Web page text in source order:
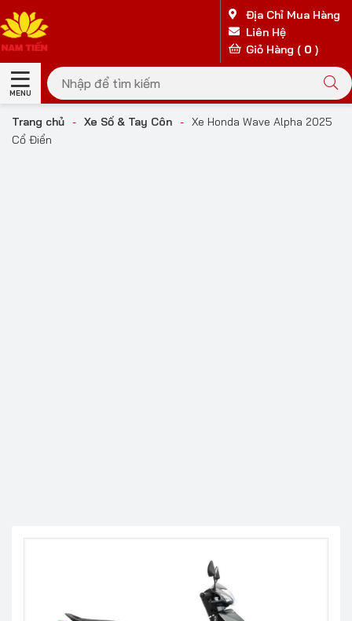
Địa Chỉ Mua Hàng
Liên Hệ
Giỏ Hàng ( 0 )
MENU
Trang chủ - Xe Số & Tay Côn - Xe Honda Wave Alpha 2025
Cổ Điển